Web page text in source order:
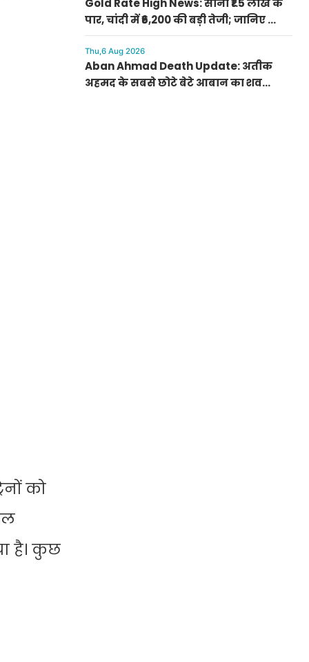
को
है। कुछ
Gold Rate High News: सोना ₹1.5 लाख के
पार, चांदी में ₹6,200 की बड़ी तेजी; जानिए क्यों
अचानक बढ़ गए रेट
Thu,6 Aug 2026
Aban Ahmad Death Update: अतीक
अहमद के सबसे छोटे बेटे आबान का शव